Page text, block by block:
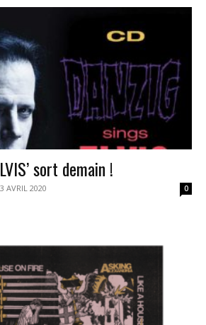
sort demain !
AVRIL 2020 0